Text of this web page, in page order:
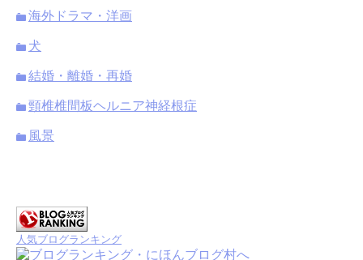
海外ドラマ・洋画
犬
結婚・離婚・再婚
頸椎椎間板ヘルニア神経根症
風景
人気ブログランキング